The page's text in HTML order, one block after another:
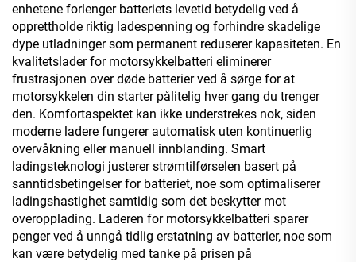
enhetene forlenger batteriets levetid betydelig ved å
opprettholde riktig ladespenning og forhindre skadelige
dype utladninger som permanent reduserer kapasiteten. En
kvalitetslader for motorsykkelbatteri eliminerer
frustrasjonen over døde batterier ved å sørge for at
motorsykkelen din starter pålitelig hver gang du trenger
den. Komfortaspektet kan ikke understrekes nok, siden
moderne ladere fungerer automatisk uten kontinuerlig
overvåkning eller manuell innblanding. Smart
ladingsteknologi justerer strømtilførselen basert på
sanntidsbetingelser for batteriet, noe som optimaliserer
ladingshastighet samtidig som det beskytter mot
overopplading. Laderen for motorsykkelbatteri sparer
penger ved å unngå tidlig erstatning av batterier, noe som
kan være betydelig med tanke på prisen på